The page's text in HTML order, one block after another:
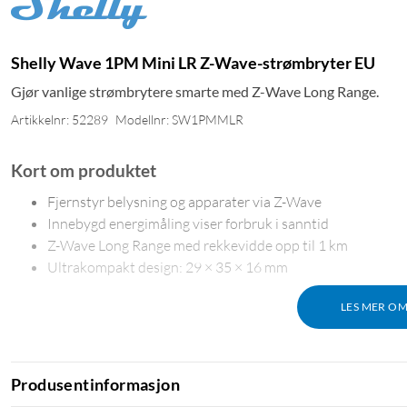
Shelly Wave 1PM Mini LR Z-Wave-strømbryter EU
Gjør vanlige strømbrytere smarte med Z-Wave Long Range.
Artikkelnr: 52289 Modellnr: SW1PMMLR
LES MER
Kort om produktet
Fjernstyr belysning og apparater via Z-Wave
Innebygd energimåling viser forbruk i sanntid
Z-Wave Long Range med rekkevidde opp til 1 km
Ultrakompakt design: 29 × 35 × 16 mm
Wave 1PM Mini LR installeres bak en eksisterende
– opp til 8 A og 2000 W. Den innebygde effektmålingen viser
Produsentinformasjon